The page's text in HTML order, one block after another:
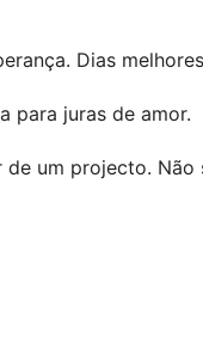
Dias
para juras de amor.
um projecto. Não